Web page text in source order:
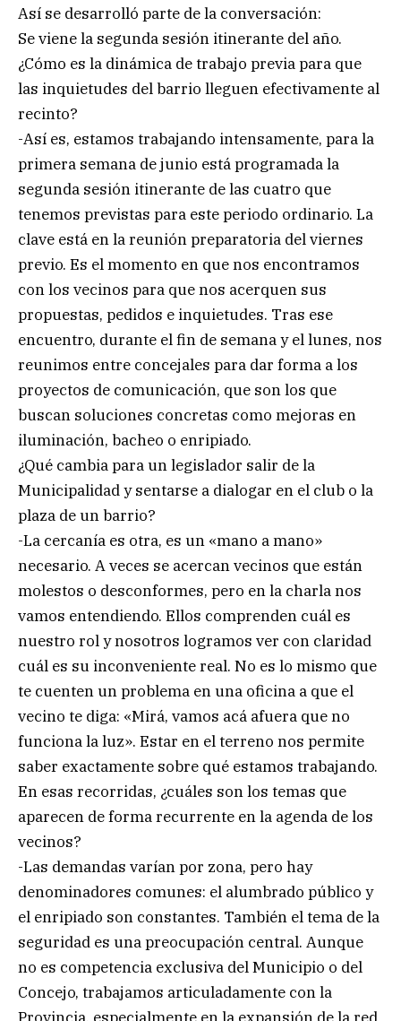
Así se desarrolló parte de la conversación:
Se viene la segunda sesión itinerante del año.
¿Cómo es la dinámica de trabajo previa para que
las inquietudes del barrio lleguen efectivamente al
recinto?
-Así es, estamos trabajando intensamente, para la
primera semana de junio está programada la
segunda sesión itinerante de las cuatro que
tenemos previstas para este periodo ordinario. La
clave está en la reunión preparatoria del viernes
previo. Es el momento en que nos encontramos
con los vecinos para que nos acerquen sus
propuestas, pedidos e inquietudes. Tras ese
encuentro, durante el fin de semana y el lunes, nos
reunimos entre concejales para dar forma a los
proyectos de comunicación, que son los que
buscan soluciones concretas como mejoras en
iluminación, bacheo o enripiado.
¿Qué cambia para un legislador salir de la
Municipalidad y sentarse a dialogar en el club o la
plaza de un barrio?
-La cercanía es otra, es un «mano a mano»
necesario. A veces se acercan vecinos que están
molestos o desconformes, pero en la charla nos
vamos entendiendo. Ellos comprenden cuál es
nuestro rol y nosotros logramos ver con claridad
cuál es su inconveniente real. No es lo mismo que
te cuenten un problema en una oficina a que el
vecino te diga: «Mirá, vamos acá afuera que no
funciona la luz». Estar en el terreno nos permite
saber exactamente sobre qué estamos trabajando.
En esas recorridas, ¿cuáles son los temas que
aparecen de forma recurrente en la agenda de los
vecinos?
-Las demandas varían por zona, pero hay
denominadores comunes: el alumbrado público y
el enripiado son constantes. También el tema de la
seguridad es una preocupación central. Aunque
no es competencia exclusiva del Municipio o del
Concejo, trabajamos articuladamente con la